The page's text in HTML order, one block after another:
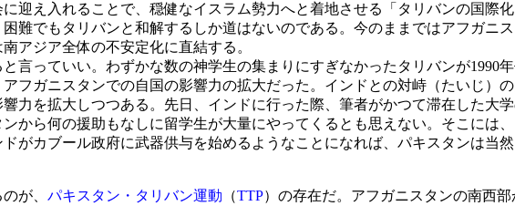
迎え入れることで、穏健なイスラム勢力へと着地させる「タリバンの国際化
難でもタリバンと和解するしか道はないのである。今のままではアフガニ
アジア全体の不安定化に直結する。
言っていい。わずかな数の神学生の集まりにすぎなかったタリバンが1990
フガニスタンでの自国の影響力の拡大だった。インドとの対峙（たいじ）
力を拡大しつつある。先日、インドに行った際、筆者がかつて滞在した大
から何の援助もなしに留学生が大量にやってくるとも思えない。そこには
がカブール政府に武器供与を始めるようなことになれば、パキスタンは当然
が、 パキスタン・タリバン運動 （TTP）の存在だ。アフガニスタンの南西